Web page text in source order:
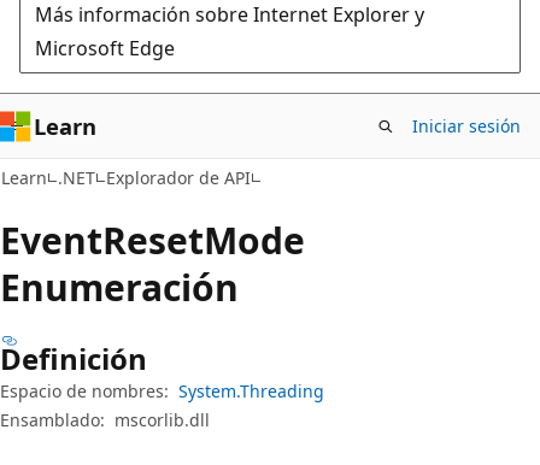
Más información sobre Internet Explorer y
Microsoft Edge
Learn Iniciar sesión
Learn .NET Explorador de API
EventResetMode
Enumeración
Definición
Espacio de nombres: System.Threading
Ensamblado: mscorlib.dll